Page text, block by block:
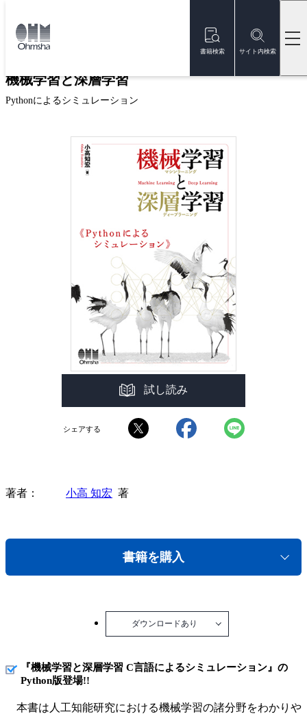
書籍検索 サイト内検索
トップ
機械学習と深層学習
Pythonによるシミュレーション
試し読み
シェアする
著者 小高 知宏 著
書籍を購入
ダウンロードあり
『機械学習と深層学習 C言語によるシミュレーション』の
Python版登場!!
本書は人工知能研究における機械学習の諸分野をわかりや